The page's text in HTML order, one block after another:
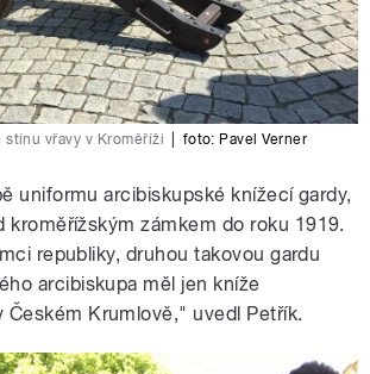
stínu vřavy v Kroměříži foto: Pavel Verner
uniformu arcibiskupské knížecí gardy,
kroměřížským zámkem do roku 1919.
republiky, druhou takovou gardu
arcibiskupa měl jen kníže
Českém Krumlově," uvedl Petřík.